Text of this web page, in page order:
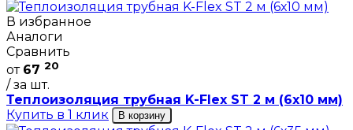
В избранное
Аналоги
Сравнить
от 67 20
/ за шт.
Теплоизоляция трубная K-Flex ST 2 м (6х10 мм)
Купить в 1 клик
В корзину